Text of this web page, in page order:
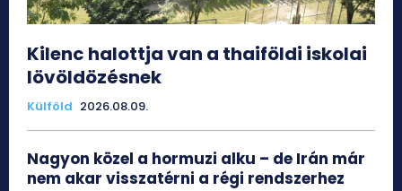
Kilenc halottja van a thaiföldi iskolai
lövöldözésnek
Külföld 2026.08.09.
Nagyon közel a hormuzi alku – de Irán már
nem akar visszatérni a régi rendszerhez